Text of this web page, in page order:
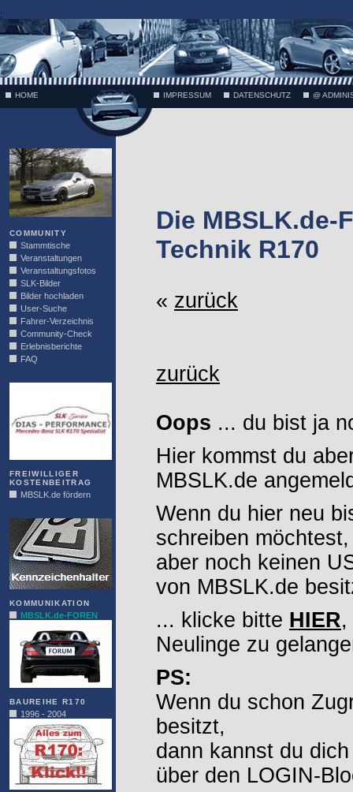
;
HOME IMPRESSUM DATENSCHUTZ @
COMMUNITY
Stammtische
Veranstaltungen
Veranstaltungsfotos
SLK-Bilder
Bilder hochladen
User-Suche
Fahrer-Verzeichnis
Community-Check
Erlebnisberichte
FAQ
FREIWILLIGER
KOSTENBEITRAG
MBSLK.de fördern
KOMMUNIKATION
MBSLK.de-FOREN
BAUREIHE R170
1996 - 2004
Die MBSLK.de-
Technik R170
« zurück
zurück
Oops ... du bist ja
Hier kommst du
MBSLK.de
Wenn du hier neu
schreiben möchtest,
aber noch keinen
von MBSLK.de
... klicke bitte HIER,
Neulinge zu
PS:
Wenn du schon
besitzt,
dann kannst du
über den LOGIN-